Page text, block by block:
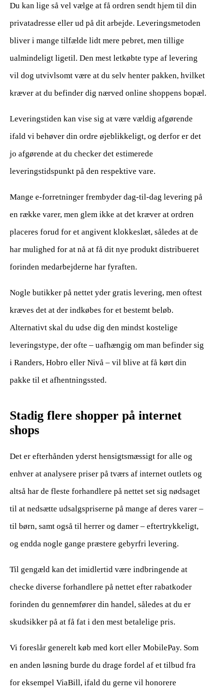
Du kan lige så vel vælge at få ordren sendt hjem til din
privatadresse eller ud på dit arbejde. Leveringsmetoden
bliver i mange tilfælde lidt mere pebret, men tillige
ualmindeligt ligetil. Den mest letkøbte type af levering
vil dog utvivlsomt være at du selv henter pakken, hvilket
kræver at du befinder dig nærved online shoppens bopæl.
Leveringstiden kan vise sig at være vældig afgørende
ifald vi behøver din ordre øjeblikkeligt, og derfor er det
jo afgørende at du checker det estimerede
leveringstidspunkt på den respektive vare.
Mange e-forretninger frembyder dag-til-dag levering på
en række varer, men glem ikke at det kræver at ordren
placeres forud for et angivent klokkeslæt, således at de
har mulighed for at nå at få dit nye produkt distribueret
forinden medarbejderne har fyraften.
Nogle butikker på nettet yder gratis levering, men oftest
kræves det at der indkøbes for et bestemt beløb.
Alternativt skal du udse dig den mindst kostelige
leveringstype, der ofte – uafhængig om man befinder sig
i Randers, Hobro eller Nivå – vil blive at få kørt din
pakke til et afhentningssted.
Stadig flere shopper på internet
shops
Det er efterhånden yderst hensigtsmæssigt for alle og
enhver at analysere priser på tværs af internet outlets og
altså har de fleste forhandlere på nettet set sig nødsaget
til at nedsætte udsalgspriserne på mange af deres varer –
til børn, samt også til herrer og damer – eftertrykkeligt,
og endda nogle gange præstere gebyrfri levering.
Til gengæld kan det imidlertid være indbringende at
checke diverse forhandlere på nettet efter rabatkoder
forinden du gennemfører din handel, således at du er
skudsikker på at få fat i den mest betalelige pris.
Vi foreslår generelt køb med kort eller MobilePay. Som
en anden løsning burde du drage fordel af et tilbud fra
for eksempel ViaBill, ifald du gerne vil honorere